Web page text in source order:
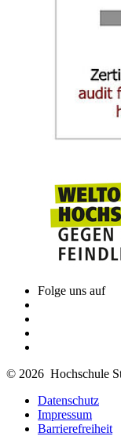
Folge uns auf
© 2026 Hochschule
Datenschutz
Impressum
Barrierefreiheit